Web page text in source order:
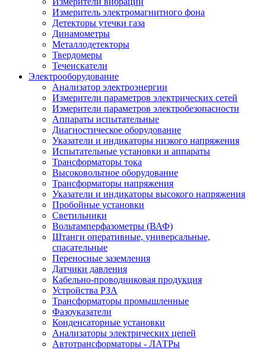
Измеритель электромагнитного фона
Детекторы утечки газа
Динамометры
Металлодетекторы
Твердомеры
Течеискатели
Электрооборудование
Анализатор электроэнергии
Измерители параметров электрических сетей
Измерители параметров электробезопасности
Аппараты испытательные
Диагностическое оборудование
Указатели и индикаторы низкого напряжения
Испытательные установки и аппараты
Трансформаторы тока
Высоковольтное оборудование
Трансформаторы напряжения
Указатели и индикаторы высокого напряжения
Пробойные установки
Светильники
Вольтамперфазометры (ВАФ)
Штанги оперативные, универсальные,
спасательные
Переносные заземления
Датчики давления
Кабельно-проводниковая продукция
Устройства РЗА
Трансформаторы промышленные
Фазоуказатели
Конденсаторные установки
Анализаторы электрических цепей
Автотрансформаторы - ЛАТРы